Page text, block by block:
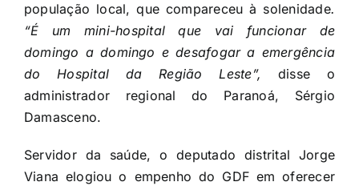
população local, que compareceu à solenidade.
“É um mini-hospital que vai funcionar de
domingo a domingo e desafogar a emergência
do Hospital da Região Leste”, disse o
administrador regional do Paranoá, Sérgio
Damasceno.
Servidor da saúde, o deputado distrital Jorge
Viana elogiou o empenho do GDF em oferecer